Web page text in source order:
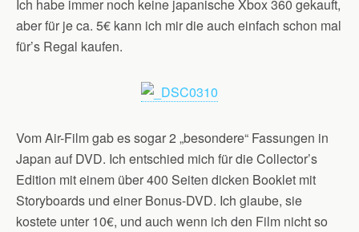
Ich habe immer noch keine japanische Xbox 360 gekauft,
aber für je ca. 5€ kann ich mir die auch einfach schon mal
für’s Regal kaufen.
Vom Air-Film gab es sogar 2 „besondere“ Fassungen in
Japan auf DVD. Ich entschied mich für die Collector’s
Edition mit einem über 400 Seiten dicken Booklet mit
Storyboards und einer Bonus-DVD. Ich glaube, sie
kostete unter 10€, und auch wenn ich den Film nicht so